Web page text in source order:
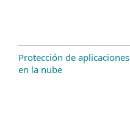
Protección de aplicaciones
en la nube